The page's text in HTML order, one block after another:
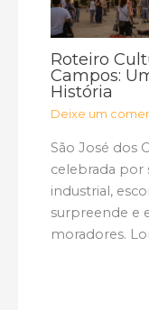
Roteiro
Campos:
História
Deixe um
São José dos
celebrada por
industrial,
surpreende e
moradores.